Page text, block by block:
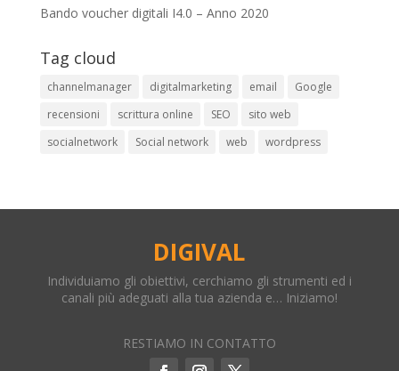
Bando voucher digitali I4.0 – Anno 2020
Tag cloud
channelmanager digitalmarketing email
Google
recensioni
scrittura online SEO
sito web
socialnetwork
Social network web wordpress
DIGIVAL
Individuiamo gli obiettivi, cerchiamo gli strumenti ed i
canali più adeguati alla tua azienda e… Iniziamo!
RESTIAMO IN CONTATTO